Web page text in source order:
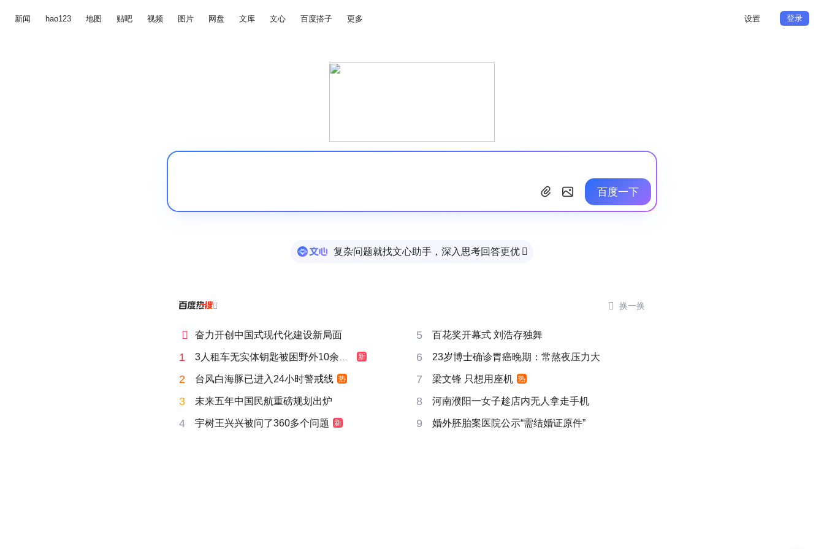
新闻 hao123 地图 贴吧 视频 图片 网盘 文库 文心 百度搭子 更多 设置 登录
百度一下
复杂问题就找文心助手，深入思考回答更优 
  换一换
 奋力开创中国式现代化建设新局面 5 百花奖开幕式 刘浩存独舞
1 3人租车无实体钥匙被困野外10余小时 新 6 23岁博士确诊胃癌晚期：常熬夜压力大
2 台风白海豚已进入24小时警戒线 热 7 梁文锋 只想用座机 热
3 未来五年中国民航重磅规划出炉 8 河南濮阳一女子趁店内无人拿走手机
4 宇树王兴兴被问了360多个问题 新 9 婚外胚胎案医院公示“需结婚证原件”